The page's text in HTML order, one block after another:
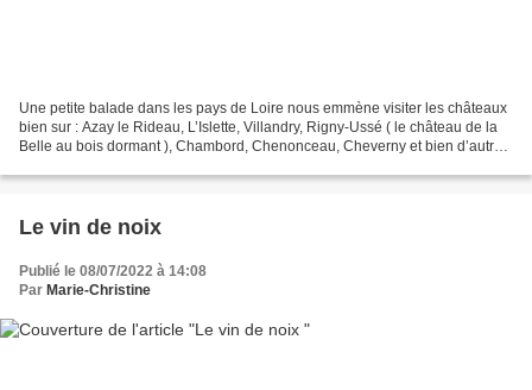
Une petite balade dans les pays de Loire nous emmène visiter les châteaux
bien sur : Azay le Rideau, L’Islette, Villandry, Rigny-Ussé ( le château de la
Belle au bois dormant ), Chambord, Chenonceau, Cheverny et bien d’autres
Le vin de noix
Publié le 08/07/2022 à 14:08
Par Marie-Christine